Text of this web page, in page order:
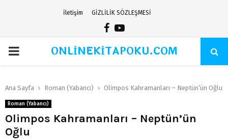
İletişim GİZLİLİK SÖZLEŞMESİ
Facebook
Youtube
PRIMARYONLİNEKİTAPOKU.COM
Ana Sayfa Roman (Yabancı) Olimpos Kahramanları – Neptün’ün Oğlu
Roman (Yabancı)
Olimpos Kahramanları – Neptün’ün
Oğlu